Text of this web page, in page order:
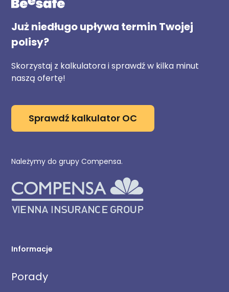
Już niedługo upływa termin Twojej
polisy?
Skorzystaj z kalkulatora i sprawdź w kilka minut
naszą ofertę!
Sprawdź kalkulator OC
Należymy do grupy Compensa.
Informacje
Porady